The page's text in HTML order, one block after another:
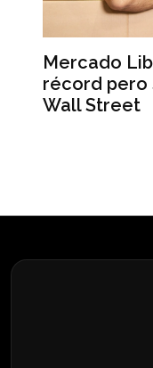
Mercado
récord pero
Wall Street